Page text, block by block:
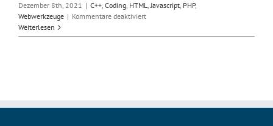
Dezember 8th, 2021 | C++, Coding, HTML,Javascript, PHP,
Webwerkzeuge | Kommentare deaktiviertfür
12.6
Weiterlesen